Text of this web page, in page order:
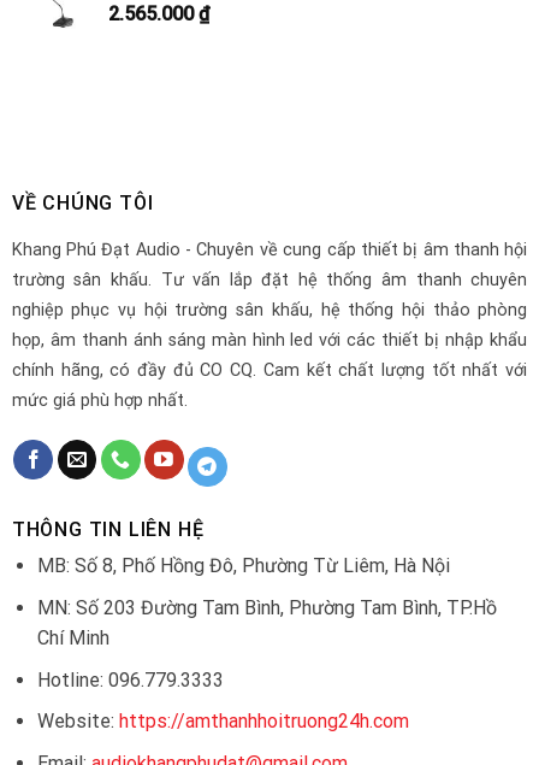
2.565.000₫
VỀ CHÚNG TÔI
Khang Phú Đạt Audio - Chuyên về cung cấp thiết bị âm thanh hội
trường sân khấu. Tư vấn lắp đặt hệ thống âm thanh chuyên
nghiệp phục vụ hội trường sân khấu, hệ thống hội thảo phòng
họp, âm thanh ánh sáng màn hình led với các thiết bị nhập khẩu
chính hãng, có đầy đủ CO CQ. Cam kết chất lượng tốt nhất với
mức giá phù hợp nhất.
THÔNG TIN LIÊN HỆ
MB: Số 8, Phố Hồng Đô, Phường Từ Liêm, Hà Nội
MN: Số 203 Đường Tam Bình, Phường Tam Bình, TP.Hồ
Chí Minh
Hotline: 096.779.3333
Website: https://amthanhhoitruong24h.com